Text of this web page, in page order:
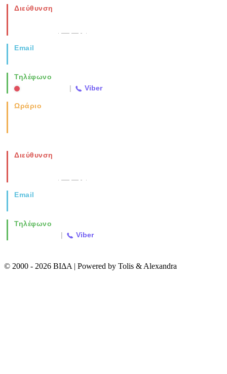
Διεύθυνση
Email
Τηλέφωνο
| Viber
Ωράριο
Διεύθυνση
Email
Τηλέφωνο
| Viber
© 2000 - 2026 ΒΙΔΑ | Powered by Tolis & Alexandra